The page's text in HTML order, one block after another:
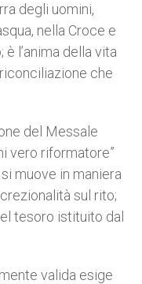
degli uomini,
nella Croce e
l’anima della vita
che
del Messale
vero riformatore”
muove in maniera
sul rito;
tesoro istituito dal
valida esige